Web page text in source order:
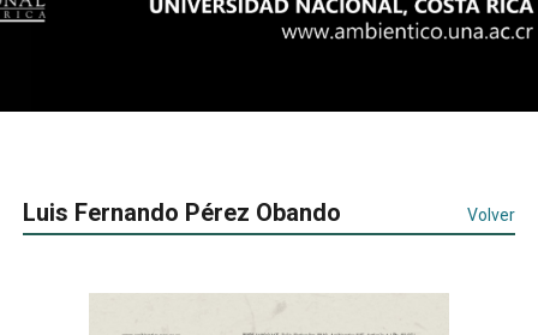
Luis Fernando Pérez Obando Volver